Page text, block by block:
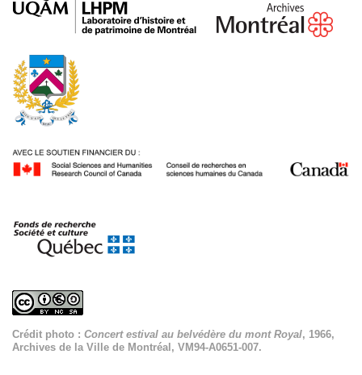
Crédit photo : Concert estival au belvédère du mont Royal, 1966,
Archives de la Ville de Montréal, VM94-A0651-007.